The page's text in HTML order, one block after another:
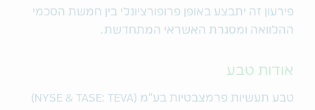
פירעון זה יתבצע באופן פרופורציונלי בין חמשת הסכמי
ההלוואה ומסגרת האשראי המתחדשת.
אודות טבע
טבע תעשיות פרמצבטיות בע"מ (NYSE & TASE: TEVA)